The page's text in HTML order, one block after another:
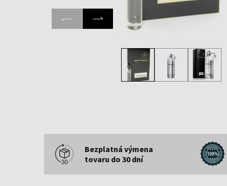
Bezplatná výmena
tovaru do 30 dní